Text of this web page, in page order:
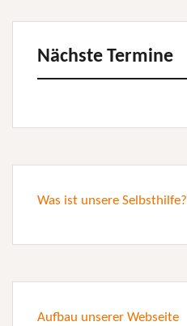
Nächste Termine
Was ist unsere Selbsthilfe?
Aufbau unserer Webseite